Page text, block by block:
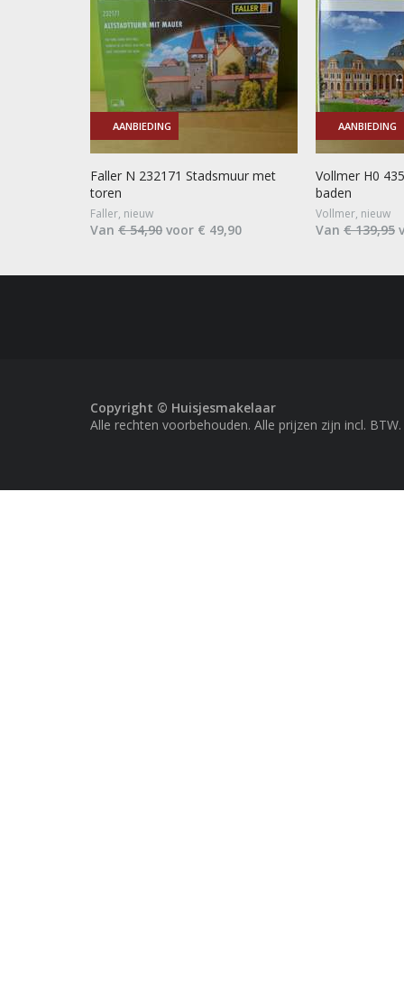
AANBIEDING
Faller N 232171 Stadsmuur met
toren
Faller, nieuw
Van € 54,90 voor € 49,90
AANBIEDING
Vollmer H0
baden
Vollmer, nieuw
Van € 139,95
Copyright © Huisjesmakelaar
Alle rechten voorbehouden. Alle prijzen zijn incl. BTW.